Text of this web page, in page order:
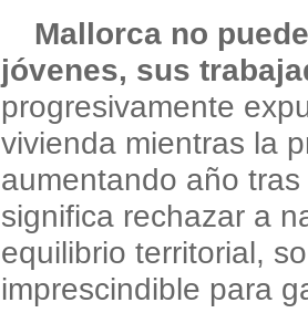
Mallorca no
jóvenes, sus
progresivamente
vivienda mientras la
aumentando año
significa rechazar a
equilibrio territorial,
imprescindible para